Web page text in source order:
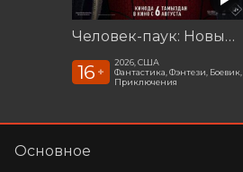
Человек-паук: Новый день
16 +
2026, США
Фантастика, Фэнтези, Боевик,
Приключения
Основное